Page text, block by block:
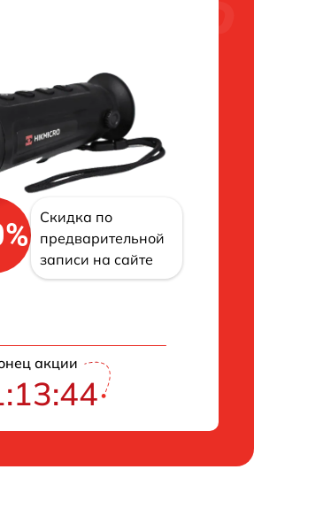
Скидка по
предварительной
записи на сайте
акции